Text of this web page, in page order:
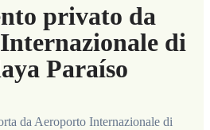
privato da
di
Paraíso
da Aeroporto Internazionale di